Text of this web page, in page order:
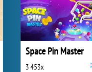
Space Pin Master
3 453x